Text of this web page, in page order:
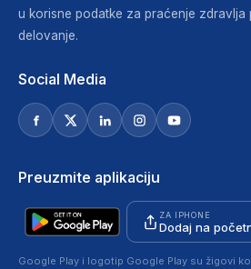
u korisne podatke za praćenje zdravlja
delovanje.
Social Media
Preuzmite aplikaciju
ZA IPHONE
Dodaj na
Google Play i logotip Google Play su žigovi